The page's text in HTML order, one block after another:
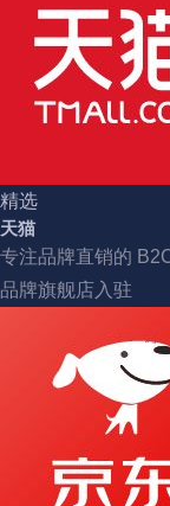
精选
天猫
专注品牌直销的
品牌旗舰店入驻